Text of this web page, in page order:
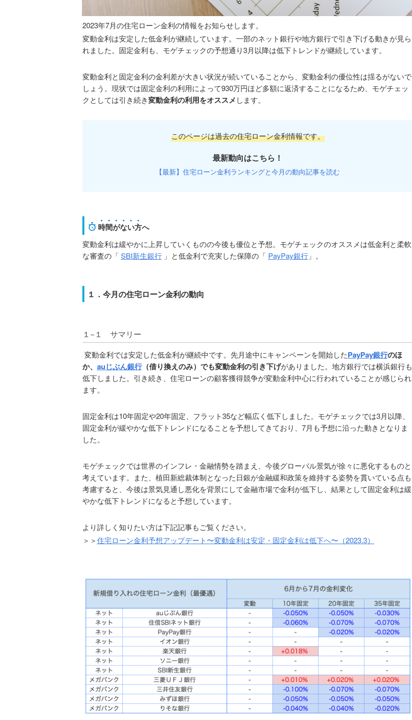
2023年7月の住宅ローン金利の情報をお知らせします。
変動金利は安定した低金利が継続しています。一部のネット銀行や地方銀行で引き下げる動きが見ら
れました。固定金利も、モゲチェックの予想通り3月以降は低下トレンドが継続しています。
変動金利と固定金利の金利差が大きい状況が続いていることから、変動金利の優位性は揺るがないで
しょう。現状では固定金利の利用によって930万円ほど多額に返済することになるため、モゲチェッ
クとしては引き続き変動金利の利用をオススメ します。
このページは過去の住宅ローン金利情報です。
最新動向はこちら！
【最新】住宅ローン金利ランキングと今月の動向記事を読む
時間がない方へ
変動金利は緩やかに上昇していくものの今後も優位と予想。モゲチェックのオススメは低金利と柔軟
な審査の「 SBI新生銀行」と低金利で充実した保障の「 PayPay銀行」。
１．今月の住宅ローン金利の動向
１−１ サマリー
変動金利では安定した低金利が継続中です。先月途中にキャンペーンを開始したPayPay銀行のほ
か、 auじぶん銀行（借り換えのみ）でも変動金利の引き下げがありました。地方銀行では横浜銀行も
低下しました。引き続き、住宅ローンの顧客獲得競争が変動金利中心に行われていることが感じられ
ます。
固定金利は10年固定や20年固定、フラット35など幅広く低下しました。モゲチェックでは3月以降、
固定金利が緩やかな低下トレンドになることを予想してきており、7月も予想に沿った動きとなりま
した。
モゲチェックでは世界のインフレ・金融情勢を踏まえ、今後グローバル景気が徐々に悪化するものと
考えています。また、植田新総裁体制となった日銀が金融緩和政策を維持する姿勢を貫いている点も
考慮すると、今後は景気見通し悪化を背景にして金融市場で金利が低下し、結果として固定金利は緩
やかな低下トレンドになると予想しています。
より詳しく知りたい方は下記記事もご覧ください。
＞＞住宅ローン金利予想アップデート〜変動金利は安定・固定金利は低下へ〜（2023.3）